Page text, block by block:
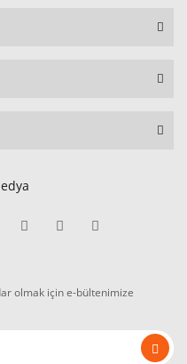
olmak için e-bültenimize